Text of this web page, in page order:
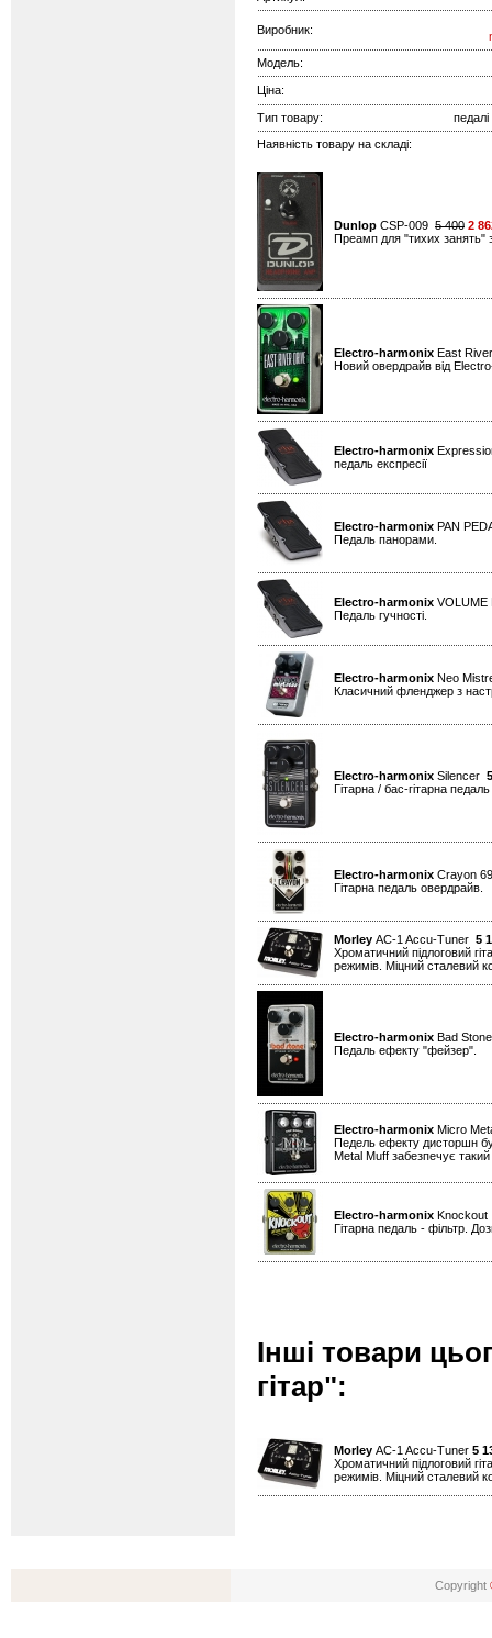
Виробник:
Модель:
Ціна:
Тип товару:
педалі
Наявність товару на складі:
Dunlop CSP-009 5 400 2
Преамп для "тихих
Electro-harmonix East
Новий овердрайв від
Electro-harmonix
педаль експресії
Electro-harmonix PAN
Педаль панорами.
Electro-harmonix
Педаль гучності.
Electro-harmonix Neo
Класичний фленджер з
Electro-harmonix Silencer
Гітарна / бас-гітарна
Electro-harmonix Crayon
Гітарна педаль овердрайв.
Morley AC-1 Accu-Tuner 5
Хроматичний підлоговий
режимів. Міцний сталевий
Electro-harmonix Bad
Педаль ефекту "фейзер".
Electro-harmonix Micro
Педель ефекту дисторшн
Metal Muff забезпечує
Electro-harmonix
Гітарна педаль - фільтр.
Інші товари
гітар":
Morley AC-1 Accu-Tuner 5
Хроматичний підлоговий
режимів. Міцний сталевий
Copyright